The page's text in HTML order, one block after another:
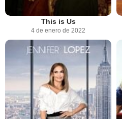
This is Us
4 de enero de 2022